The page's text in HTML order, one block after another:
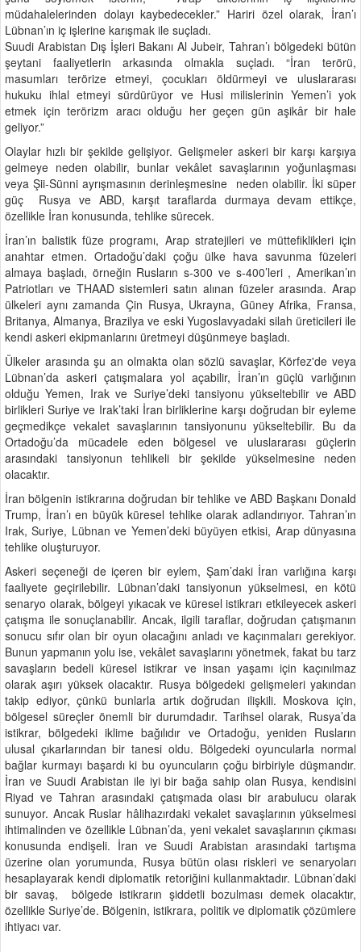
müdahalelerinden dolayı kaybedecekler.” Hariri özel olarak, İran’ı
Lübnan’ın iç işlerine karışmak ile suçladı.
Suudi Arabistan Dış İşleri Bakanı Al Jubeir, Tahran’ı bölgedeki bütün
şeytani faaliyetlerin arkasında olmakla suçladı. “İran terörü,
masumları terörize etmeyi, çocukları öldürmeyi ve uluslararası
hukuku ihlal etmeyi sürdürüyor ve Husi milislerinin Yemen’i yok
etmek için terörizm aracı olduğu her geçen gün aşikâr bir hale
geliyor.”
Olaylar hızlı bir şekilde gelişiyor. Gelişmeler askeri bir karşı karşıya
gelmeye neden olabilir, bunlar vekâlet savaşlarının yoğunlaşması
veya Şii-Sünni ayrışmasının derinleşmesine neden olabilir. İki süper
güç Rusya ve ABD, karşıt taraflarda durmaya devam ettikçe,
özellikle İran konusunda, tehlike sürecek.
İran’ın balistik füze programı, Arap stratejileri ve müttefiklikleri için
anahtar etmen. Ortadoğu’daki çoğu ülke hava savunma füzeleri
almaya başladı, örneğin Rusların s-300 ve s-400’leri , Amerikan’ın
Patriotları ve THAAD sistemleri satın alınan füzeler arasında. Arap
ülkeleri aynı zamanda Çin Rusya, Ukrayna, Güney Afrika, Fransa,
Britanya, Almanya, Brazilya ve eski Yugoslavyadaki silah üreticileri ile
kendi askeri ekipmanlarını üretmeyi düşünmeye başladı.
Ülkeler arasında şu an olmakta olan sözlü savaşlar, Körfez'de veya
Lübnan’da askeri çatışmalara yol açabilir, İran’ın güçlü varlığının
olduğu Yemen, Irak ve Suriye’deki tansiyonu yükseltebilir ve ABD
birlikleri Suriye ve Irak’taki İran birliklerine karşı doğrudan bir eyleme
geçmedikçe vekalet savaşlarının tansiyonunu yükseltebilir. Bu da
Ortadoğu’da mücadele eden bölgesel ve uluslararası güçlerin
arasındaki tansiyonun tehlikeli bir şekilde yükselmesine neden
olacaktır.
İran bölgenin istikrarına doğrudan bir tehlike ve ABD Başkanı Donald
Trump, İran’ı en büyük küresel tehlike olarak adlandırıyor. Tahran’ın
Irak, Suriye, Lübnan ve Yemen’deki büyüyen etkisi, Arap dünyasına
tehlike oluşturuyor.
Askeri seçeneği de içeren bir eylem, Şam’daki İran varlığına karşı
faaliyete geçirilebilir. Lübnan’daki tansiyonun yükselmesi, en kötü
senaryo olarak, bölgeyi yıkacak ve küresel istikrarı etkileyecek askeri
çatışma ile sonuçlanabilir. Ancak, ilgili taraflar, doğrudan çatışmanın
sonucu sıfır olan bir oyun olacağını anladı ve kaçınmaları gerekiyor.
Bunun yapmanın yolu ise, vekâlet savaşlarını yönetmek, fakat bu tarz
savaşların bedeli küresel istikrar ve insan yaşamı için kaçınılmaz
olarak aşırı yüksek olacaktır. Rusya bölgedeki gelişmeleri yakından
takip ediyor, çünkü bunlarla artık doğrudan ilişkili. Moskova için,
bölgesel süreçler önemli bir durumdadır. Tarihsel olarak, Rusya’da
istikrar, bölgedeki iklime bağılıdır ve Ortadoğu, yeniden Rusların
ulusal çıkarlarından bir tanesi oldu. Bölgedeki oyuncularla normal
bağlar kurmayı başardı ki bu oyuncuların çoğu birbiriyle düşmandır.
İran ve Suudi Arabistan ile iyi bir bağa sahip olan Rusya, kendisini
Riyad ve Tahran arasındaki çatışmada olası bir arabulucu olarak
sunuyor. Ancak Ruslar hâlihazırdaki vekalet savaşlarının yükselmesi
ihtimalinden ve özellikle Lübnan’da, yeni vekalet savaşlarının çıkması
konusunda endişeli. İran ve Suudi Arabistan arasındaki tartışma
üzerine olan yorumunda, Rusya bütün olası riskleri ve senaryoları
hesaplayarak kendi diplomatik retoriğini kullanmaktadır. Lübnan’daki
bir savaş, bölgede istikrarın şiddetli bozulması demek olacaktır,
özellikle Suriye’de. Bölgenin, istikrara, politik ve diplomatik çözümlere
ihtiyacı var.